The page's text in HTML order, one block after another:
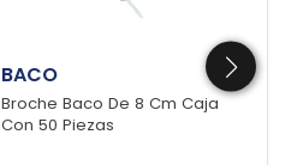
BACO
Broche Baco De 8 Cm Caja
Con 50 Piezas